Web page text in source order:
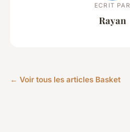
ECRIT PAR
Rayan
← Voir tous les articles Basket